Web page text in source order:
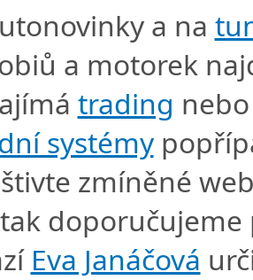
a na
a motorek
trading
systémy
zmíněné
tak doporučujeme
Eva Janáčová